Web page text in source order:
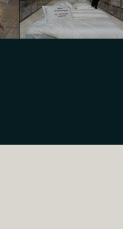
1st (First)
Riccardo Bertani